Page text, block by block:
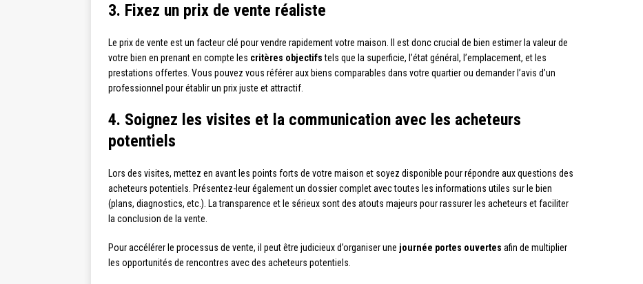
3. Fixez un prix de vente réaliste
Le prix de vente est un facteur clé pour vendre rapidement votre maison. Il est donc crucial de bien estimer la valeur de
votre bien en prenant en compte les critères objectifstels que la superficie, l’état général, l’emplacement, et les
prestations offertes. Vous pouvez vous référer aux biens comparables dans votre quartier ou demander l’avis d’un
professionnel pour établir un prix juste et attractif.
4. Soignez les visites et la communication avec les acheteurs
potentiels
Lors des visites, mettez en avant les points forts de votre maison et soyez disponible pour répondre aux questions des
acheteurs potentiels. Présentez-leur également un dossier complet avec toutes les informations utiles sur le bien
(plans, diagnostics, etc.). La transparence et le sérieux sont des atouts majeurs pour rassurer les acheteurs et faciliter
la conclusion de la vente.
Pour accélérer le processus de vente, il peut être judicieux d’organiser une journée portes ouvertes afin de multiplier
les opportunités de rencontres avec des acheteurs potentiels.